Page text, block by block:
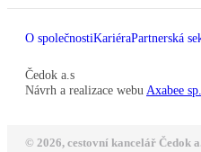
O společnostiKariéraPartnerská
Čedok a.s
Návrh a realizace webu Axabee
© 2026, cestovní kancelář Čedok